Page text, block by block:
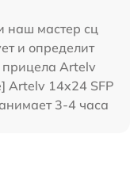
наш мастер сц
и определит
прицела Artelv
Artelv 14x24 SFP
3-4 часа